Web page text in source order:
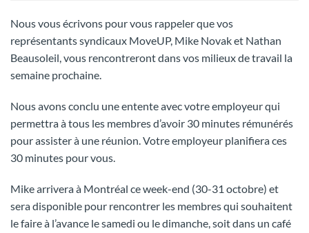
Nous vous écrivons pour vous rappeler que vos
représentants syndicaux MoveUP, Mike Novak et Nathan
Beausoleil, vous rencontreront dans vos milieux de travail la
semaine prochaine.
Nous avons conclu une entente avec votre employeur qui
permettra à tous les membres d’avoir 30 minutes rémunérés
pour assister à une réunion. Votre employeur planifiera ces
30 minutes pour vous.
Mike arrivera à Montréal ce week-end (30-31 octobre) et
sera disponible pour rencontrer les membres qui souhaitent
le faire à l’avance le samedi ou le dimanche, soit dans un café